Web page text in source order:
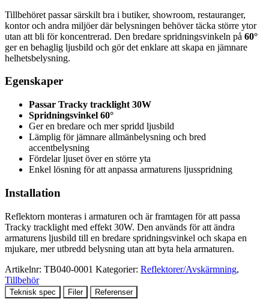
Tillbehöret passar särskilt bra i butiker, showroom, restauranger,
kontor och andra miljöer där belysningen behöver täcka större ytor
utan att bli för koncentrerad. Den bredare spridningsvinkeln på 60°
ger en behaglig ljusbild och gör det enklare att skapa en jämnare
helhetsbelysning.
Egenskaper
Passar Tracky tracklight 30W
Spridningsvinkel 60°
Ger en bredare och mer spridd ljusbild
Lämplig för jämnare allmänbelysning och bred
accentbelysning
Fördelar ljuset över en större yta
Enkel lösning för att anpassa armaturens ljusspridning
Installation
Reflektorn monteras i armaturen och är framtagen för att passa
Tracky tracklight med effekt 30W. Den används för att ändra
armaturens ljusbild till en bredare spridningsvinkel och skapa en
mjukare, mer utbredd belysning utan att byta hela armaturen.
Artikelnr: TB040-0001 Kategorier: Reflektorer/Avskärmning,
Tillbehör
Teknisk spec Filer Referenser